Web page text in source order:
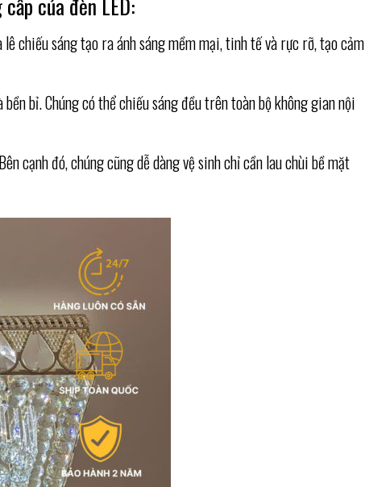
chiếu sáng tạo ra ánh sáng mềm mại, tinh tế và rực rỡ, tạo cảm
bỉ. Chúng có thể chiếu sáng đều trên toàn bộ không gian nội
cạnh đó, chúng cũng dễ dàng vệ sinh chỉ cần lau chùi bề mặt